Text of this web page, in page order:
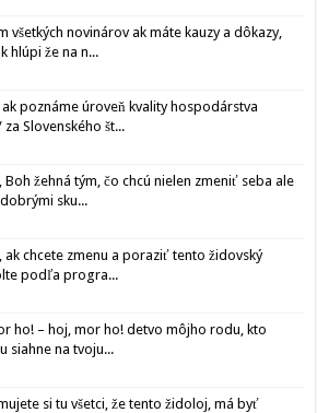
všetkých novinárov ak máte kauzy a dôkazy,
hlúpi že na n...
ak poznáme úroveň kvality hospodárstva
Slovenského št...
Boh žehná tým, čo chcú nielen zmeniť seba ale
sku...
ak chcete zmenu a poraziť tento židovský
podľa progra...
ho! – hoj, mor ho! detvo môjho rodu, kto
siahne na tvoju...
si tu všetci, že tento židoloj, má byť